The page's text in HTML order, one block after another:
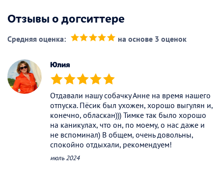
Отзывы о догситтере
Средняя оценка: на основе 3 оценок
Юлия
(*) (*) (*) (*) (*)
Отдавали нашу собачку Анне на время нашего
отпуска. Пëсик был ухожен, хорошо выгулян и,
конечно, обласкан))) Тимке так было хорошо
на каникулах, что он, по моему, о нас даже и
не вспоминал) В общем, очень довольны,
спокойно отдыхали, рекомендуем!
июль 2024